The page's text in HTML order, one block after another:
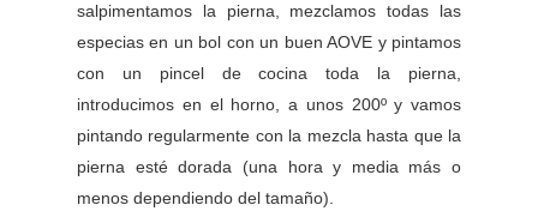
salpimentamos la pierna, mezclamos todas las
especias en un bol con un buen AOVE y pintamos
con un pincel de cocina toda la pierna,
introducimos en el horno, a unos 200º y vamos
pintando regularmente con la mezcla hasta que la
pierna esté dorada (una hora y media más o
menos dependiendo del tamaño).